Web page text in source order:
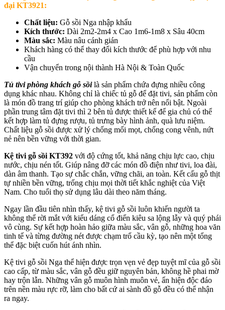
đại KT3921:
Chất liệu: Gỗ sồi Nga nhập khẩu
Kích thước: Dài 2m2-2m4 x Cao 1m6-1m8 x Sâu 40cm
Màu sắc: Màu nâu cánh gián
Khách hàng có thể thay đổi kích thước để phù hợp với nhu
cầu
Vận chuyển trong nội thành Hà Nội & Toàn Quốc
Tủ tivi phòng khách gỗ sồilà sản phẩm chứa đựng nhiều công
dụng khác nhau. Không chỉ là chiếc tủ gỗ để đặt tivi, sản phẩm còn
là món đồ trang trí giúp cho phòng khách trở nên nổi bật. Ngoài
phần trung tâm đặt tivi thì 2 bên tủ được thiết kế để gia chủ có thể
kết hợp làm tủ đựng rượu, tủ trưng bày hình ảnh, quà lưu niệm.
Chất liệu gỗ sồi được xử lý chống mối mọt, chống cong vênh, nứt
nẻ nên bền vững với thời gian.
Kệ tivi gỗ sồi KT392 với độ cứng tốt, khả năng chịu lực cao, chịu
nước, chịu nén tốt. Giúp nâng đỡ các món đồ điện như tivi, loa đài,
dàn âm thanh. Tạo sự chắc chắn, vững chãi, an toàn. Kết cấu gỗ thịt
tự nhiền bền vững, trống chịu mọi thời tiết khắc nghiệt của Việt
Nam. Cho tuổi thọ sử dụng lâu dài theo năm tháng.
Ngay lần đầu tiên nhìn thấy, kệ tivi gỗ sồi luôn khiến người ta
không thể rời mắt với kiểu dáng cổ điển kiêu sa lộng lẫy và quý phái
vô cùng. Sự kết hợp hoàn hảo giữa màu sắc, vân gỗ, những hoa văn
tinh tế và từng đường nét được chạm trổ cầu kỳ, tạo nên một tổng
thể đặc biệt cuốn hút ánh nhìn.
Kệ tivi gỗ sồi Nga thể hiện được trọn vẹn vẻ đẹp tuyệt mĩ của gỗ sồi
cao cấp, từ màu sắc, vân gỗ đều giữ nguyên bản, không hề phai mờ
hay trộn lẫn. Những vân gỗ muôn hình muôn vẻ, ẩn hiện độc đáo
trên nền màu rực rỡ, làm cho bất cứ ai sành đồ gỗ đều có thể nhận
ra ngay.